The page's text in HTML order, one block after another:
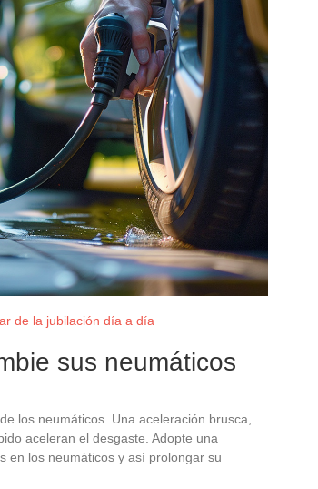
de la jubilación día a día
sus neumáticos
los neumáticos. Una aceleración brusca,
aceleran el desgaste. Adopte una
en los neumáticos y así prolongar su